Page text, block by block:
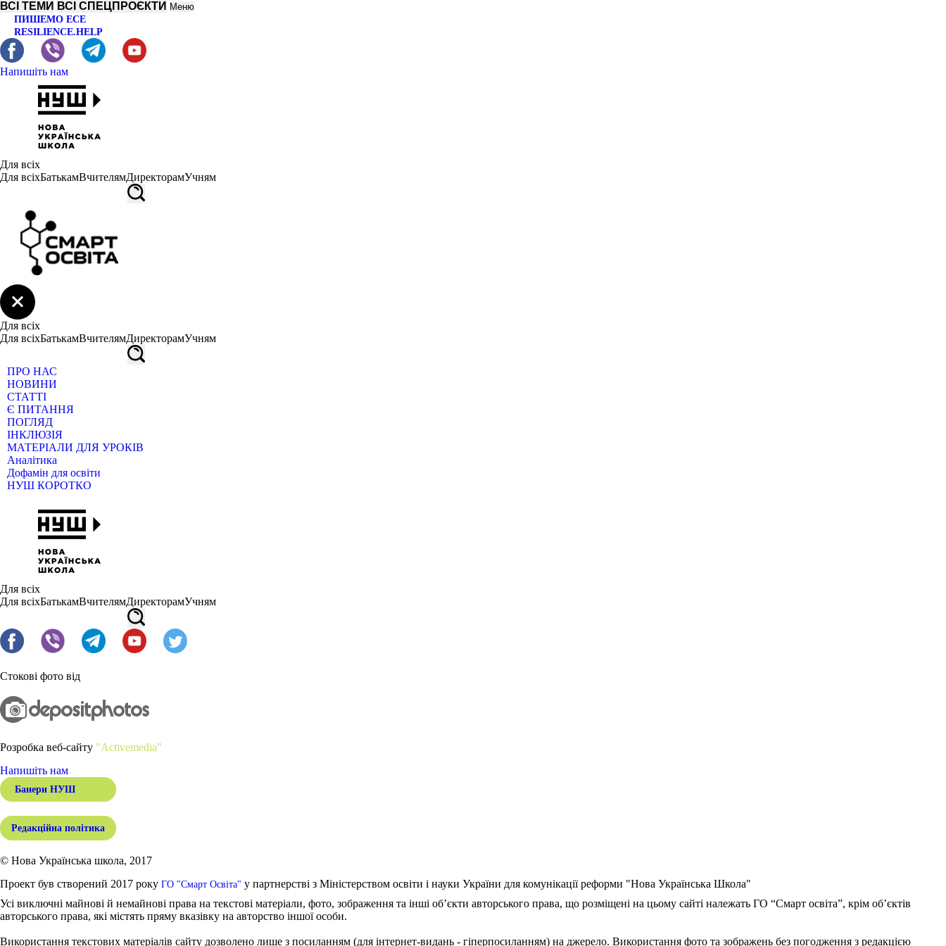
ВСІ ТЕМИ ВСІ СПЕЦПРОЄКТИ Меню
ПИШЕМО ЕСЕ
RESILIENCE.HELP
Напишіть нам
Для всіх
Для всіхБатькамВчителямДиректорамУчням
Для всіх
Для всіхБатькамВчителямДиректорамУчням
ПРО НАС
НОВИНИ
СТАТТІ
Є ПИТАННЯ
ПОГЛЯД
ІНКЛЮЗІЯ
МАТЕРІАЛИ ДЛЯ УРОКІВ
Аналітика
Дофамін для освіти
НУШ КОРОТКО
Для всіх
Для всіхБатькамВчителямДиректорамУчням
Стокові фото від
Розробка веб-сайту "Activemedia"
Напишіть нам
Банери НУШ
Редакційна політика
© Нова Українська школа, 2017
Проект був створений 2017 року ГО "Смарт Освіта" у партнерстві з Міністерством освіти і науки України для комунікації реформи "Нова Українська Школа"
Усі виключні майнові й немайнові права на текстові матеріали, фото, зображення та інші об’єкти авторського права, що розміщені на цьому сайті належать ГО “Смарт освіта”, крім об’єктів
авторського права, які містять пряму вказівку на авторство іншої особи.
Використання текстових матеріалів сайту дозволено лише з посиланням (для інтернет-видань - гіперпосиланням) на джерело. Використання фото та зображень без погодження з редакцією